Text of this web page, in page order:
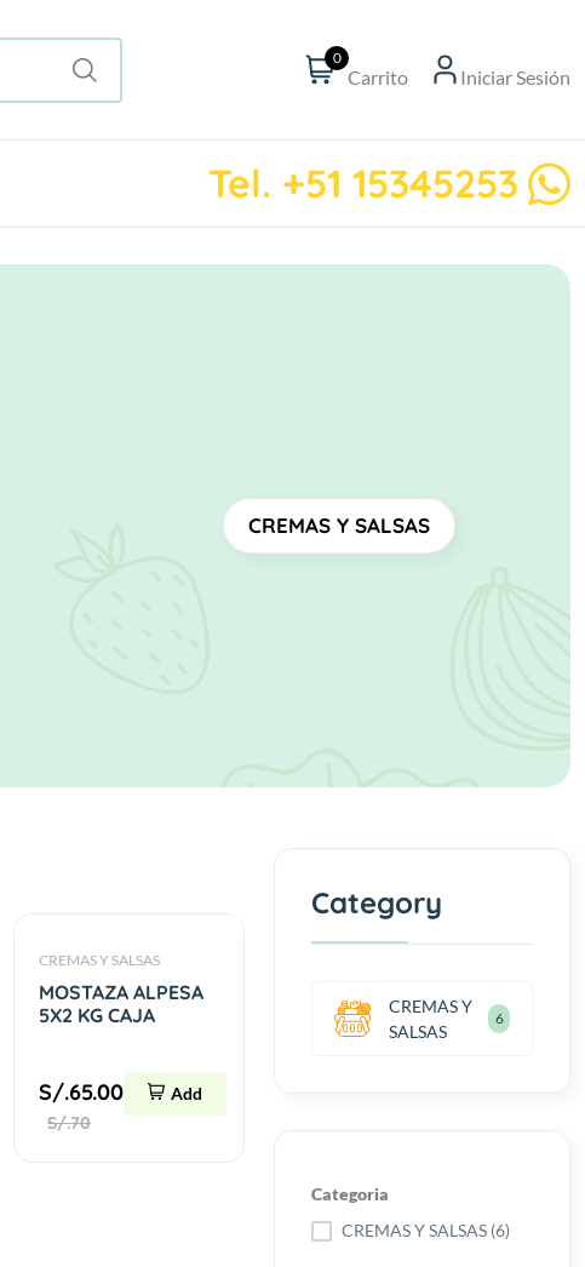
0
Carrito Iniciar Sesión
Tel. +51 15345253
CREMAS Y SALSAS
CREMAS Y SALSAS
MOSTAZA ALPESA
5X2 KG CAJA
S/.65.00
S/.70
Add
Category
CREMAS Y
SALSAS
6
Categoria
CREMAS Y SALSAS (6)